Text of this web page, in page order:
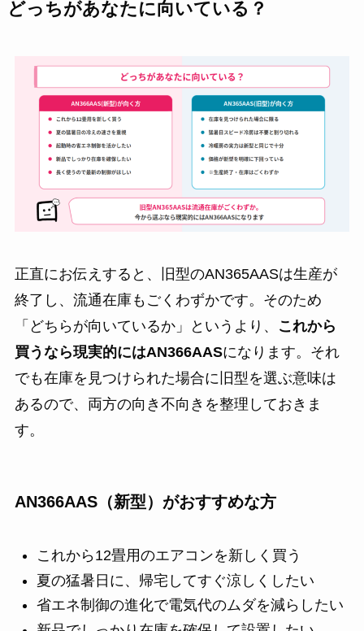
どっちがあなたに向いている？
正直にお伝えすると、旧型のAN365AASは生産が
終了し、流通在庫もごくわずかです。そのため
「どちらが向いているか」というより、
これから
買うなら現実的にはAN366AASになります。それ
でも在庫を見つけられた場合に旧型を選ぶ意味は
あるので、両方の向き不向きを整理しておきま
す。
AN366AAS（新型）がおすすめな方
これから12畳用のエアコンを新しく買う
夏の猛暑日に、帰宅してすぐ涼しくしたい
省エネ制御の進化で電気代のムダを減らしたい